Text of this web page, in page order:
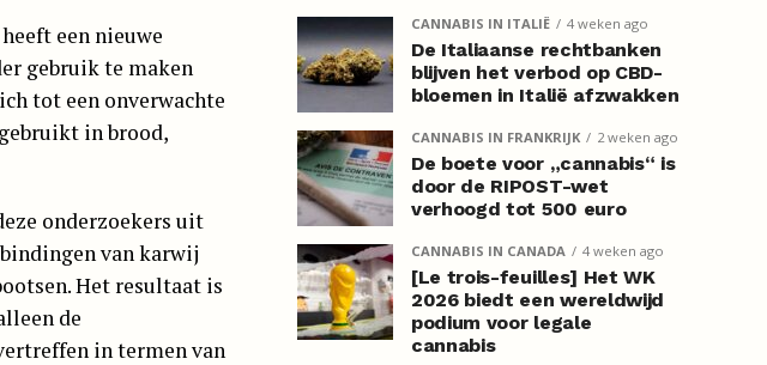
heeft een nieuwe
gebruik te maken
tot een onverwachte
in brood,
onderzoekers uit
van karwij
Het resultaat is
de
in termen van
CANNABIS IN ITALIË 4 weken ago
De Italiaanse rechtbanken
blijven het verbod op CBD-
bloemen in Italië afzwakken
CANNABIS IN FRANKRIJK 2 weken ago
De boete voor „cannabis“ is
door de RIPOST-wet
verhoogd tot 500 euro
CANNABIS IN CANADA 4 weken ago
[Le trois-feuilles] Het WK
2026 biedt een wereldwijd
podium voor legale
cannabis